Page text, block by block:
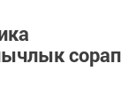
сорап